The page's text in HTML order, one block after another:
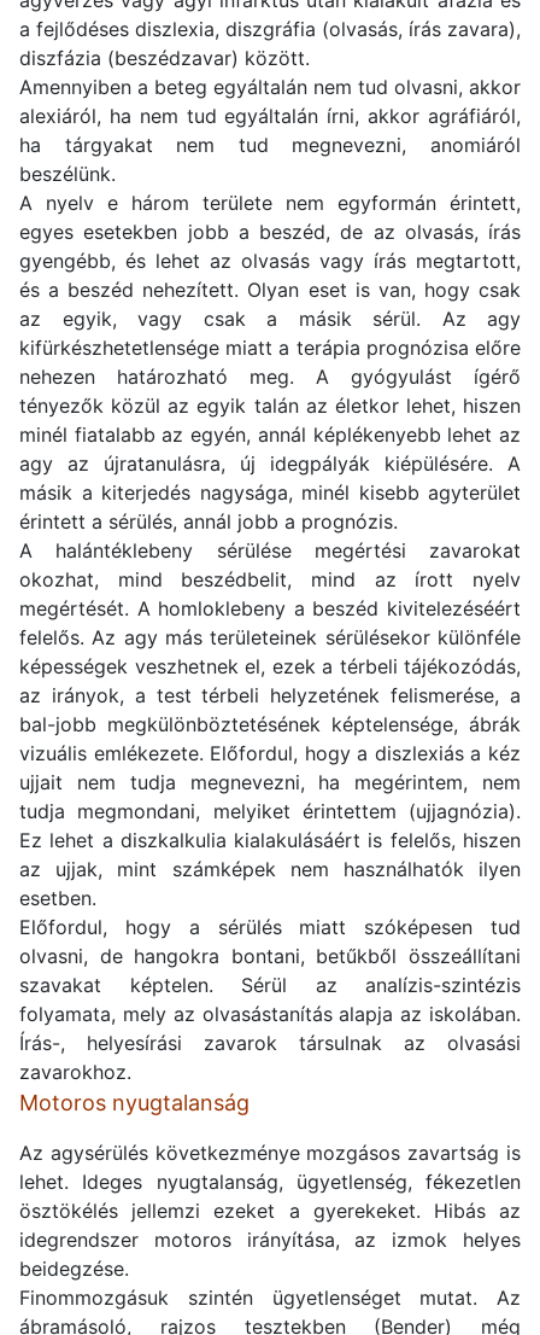
a fejlődéses diszlexia, diszgráfia (olvasás, írás zavara),
diszfázia (beszédzavar) között.
Amennyiben a beteg egyáltalán nem tud olvasni, akkor
alexiáról, ha nem tud egyáltalán írni, akkor agráfiáról,
ha tárgyakat nem tud megnevezni, anomiáról
beszélünk.
A nyelv e három területe nem egyformán érintett,
egyes esetekben jobb a beszéd, de az olvasás, írás
gyengébb, és lehet az olvasás vagy írás megtartott,
és a beszéd nehezített. Olyan eset is van, hogy csak
az egyik, vagy csak a másik sérül. Az agy
kifürkészhetetlensége miatt a terápia prognózisa előre
nehezen határozható meg. A gyógyulást ígérő
tényezők közül az egyik talán az életkor lehet, hiszen
minél fiatalabb az egyén, annál képlékenyebb lehet az
agy az újratanulásra, új idegpályák kiépülésére. A
másik a kiterjedés nagysága, minél kisebb agyterület
érintett a sérülés, annál jobb a prognózis.
A halántéklebeny sérülése megértési zavarokat
okozhat, mind beszédbelit, mind az írott nyelv
megértését. A homloklebeny a beszéd kivitelezéséért
felelős. Az agy más területeinek sérülésekor különféle
képességek veszhetnek el, ezek a térbeli tájékozódás,
az irányok, a test térbeli helyzetének felismerése, a
bal-jobb megkülönböztetésének képtelensége, ábrák
vizuális emlékezete. Előfordul, hogy a diszlexiás a kéz
ujjait nem tudja megnevezni, ha megérintem, nem
tudja megmondani, melyiket érintettem (ujjagnózia).
Ez lehet a diszkalkulia kialakulásáért is felelős, hiszen
az ujjak, mint számképek nem használhatók ilyen
esetben.
Előfordul, hogy a sérülés miatt szóképesen tud
olvasni, de hangokra bontani, betűkből összeállítani
szavakat képtelen. Sérül az analízis-szintézis
folyamata, mely az olvasástanítás alapja az iskolában.
Írás-, helyesírási zavarok társulnak az olvasási
zavarokhoz.
Motoros nyugtalanság
Az agysérülés következménye mozgásos zavartság is
lehet. Ideges nyugtalanság, ügyetlenség, fékezetlen
ösztökélés jellemzi ezeket a gyerekeket. Hibás az
idegrendszer motoros irányítása, az izmok helyes
beidegzése.
Finommozgásuk szintén ügyetlenséget mutat. Az
ábramásoló, rajzos tesztekben (Bender) még